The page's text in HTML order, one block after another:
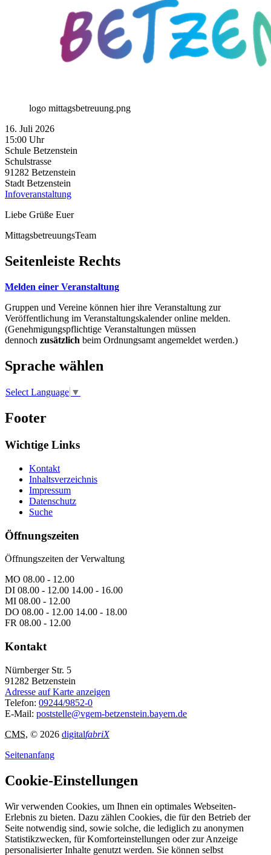
logo mittagsbetreuung.png
16. Juli 2026
15:00 Uhr
Schule Betzenstein
Schulstrasse
91282 Betzenstein
Stadt Betzenstein
Infoveranstaltung
Liebe Grüße Euer
MittagsbetreuungsTeam
Seitenleiste Rechts
Melden einer Veranstaltung
Gruppen und Vereine können hier ihre Veranstaltung zur
Veröffentlichung im Veranstaltungskalender online melden.
(Genehmigungspflichtige Veranstaltungen müssen
dennoch zusätzlich beim Ordnungsamt angemeldet werden.)
Sprache wählen
Select Language ▼
Footer
Wichtige Links
Kontakt
Inhaltsverzeichnis
Impressum
Datenschutz
Suche
Öffnungszeiten
Öffnungszeiten der Verwaltung
MO 08.00 - 12.00
DI 08.00 - 12.00 14.00 - 16.00
MI 08.00 - 12.00
DO 08.00 - 12.00 14.00 - 18.00
FR 08.00 - 12.00
Kontakt
Nürnberger Str. 5
91282 Betzenstein
Adresse auf Karte anzeigen
Telefon: 09244/9852-0
E-Mail: poststelle@vgem-betzenstein.bayern.de
CMS, © 2026 digitalfabriX
Seitenanfang
Cookie-Einstellungen
Wir verwenden Cookies, um Ihnen ein optimales Webseiten-
Erlebnis zu bieten. Dazu zählen Cookies, die für den Betrieb der
Seite notwendig sind, sowie solche, die lediglich zu anonymen
Statistikzwecken, für Komforteinstellungen oder zur Anzeige
personalisierter Inhalte genutzt werden. Sie können selbst